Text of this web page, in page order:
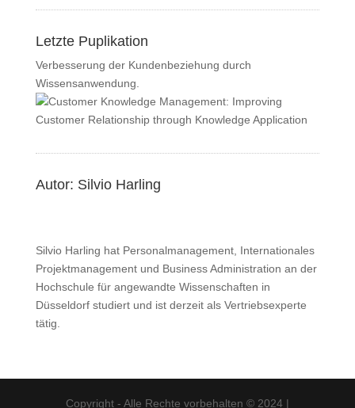
Letzte Puplikation
Verbesserung der Kundenbeziehung durch
Wissensanwendung.
Autor: Silvio Harling
Silvio Harling hat Personalmanagement, Internationales
Projektmanagement und Business Administration an der
Hochschule für angewandte Wissenschaften in
Düsseldorf studiert und ist derzeit als Vertriebsexperte
tätig.
Copyright - Alle Rechte vorbehalten © 2024 |